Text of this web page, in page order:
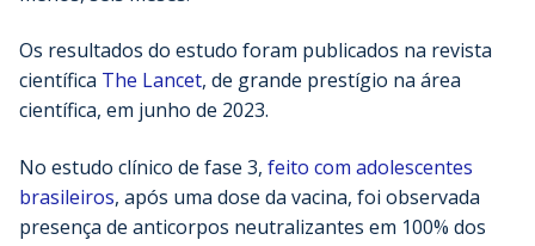
Os resultados do estudo foram publicados na revista
científica The Lancet, de grande prestígio na área
científica, em junho de 2023.
No estudo clínico de fase 3, feito com adolescentes
brasileiros, após uma dose da vacina, foi observada
presença de anticorpos neutralizantes em 100% dos